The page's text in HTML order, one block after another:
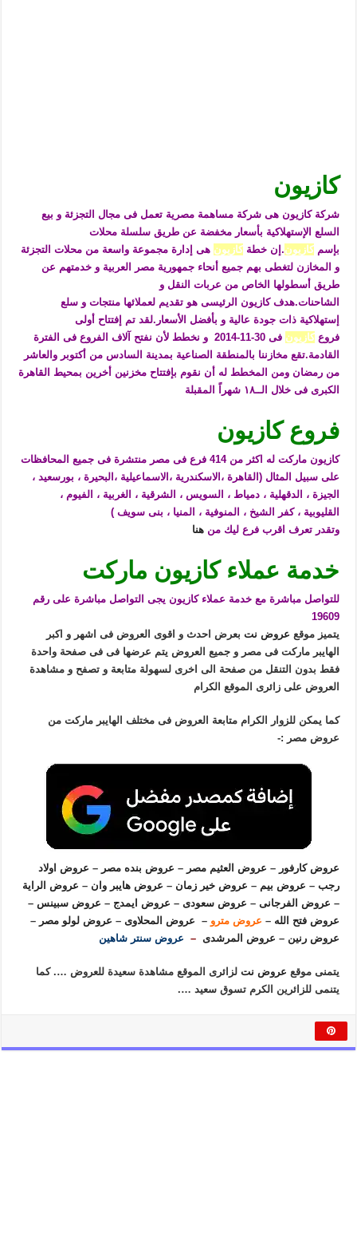
كازيون
شركة كازيون هى شركة مساهمة مصرية تعمل فى مجال التجزئة و بيع
السلع الإستهلاكية بأسعار مخفضة عن طريق سلسلة محلات
بإسم كازيون.إن خطة كازيونهى إدارة مجموعة واسعة من محلات التجزئة
و المخازن لتغطى بهم جميع أنحاء جمهورية مصر العربية و خدمتهم عن
طريق أسطولها الخاص من عربات النقل و
الشاحنات.هدف كازيون الرئيسى هو تقديم لعملائها منتجات و سلع
إستهلاكية ذات جودة عالية و بأفضل الأسعار.لقد تم إفتتاح أولى
فروع كازيون
فى 30-11-2014 و نخطط لأن نفتح آلاف الفروع فى الفترة
القادمة.تقع مخازننا بالمنطقة الصناعية بمدينة السادس من أكتوبر والعاشر
من رمضان ومن المخطط له أن نقوم بإفتتاح مخزنين أخرين بمحيط القاهرة
الكبرى فى خلال الــ١٨ شهراً المقبلة
فروع كازيون
كازيون ماركت له اكثر من 414 فرع فى مصر منتشرة فى جميع المحافظات
على سبيل المثال (القاهرة ،الاسكندرية ،الاسماعيلية ،البحيرة ، بورسعيد ،
الجيزة ، الدقهلية ، دمياط ، السويس ، الشرقية ، الغربية ، الفيوم ،
القليوبية ، كفر الشيخ ، المنوفية ، المنيا ، بنى سويف )
وتقدر تعرف اقرب فرع ليك من هنا
خدمة عملاء كازيون ماركت
للتواصل مباشرة مع خدمة عملاء كازيون يجى التواصل مباشرة على رقم
19609
يتميز موقع عروض نتبعرض احدث و اقوى العروض فى اشهر و اكبر
الهايبر ماركت فى مصر و جميع العروض يتم عرضها فى فى صفحة واحدة
فقط بدون التنقل من صفحة الى اخرى لسهولة متابعة و تصفح و مشاهدة
العروض على زائرى الموقع الكرام
كما يمكن للزوار الكرام متابعة العروض فى مختلف الهايبر ماركت من
عروض مصر :-
عروض كارفور – عروض العثيم مصر – عروض بنده مصر – عروض اولاد
رجب – عروض بيم– عروض خير زمان – عروض هايبر وان – عروض الراية
– عروض الفرجانى – عروض سعودى – عروض ايمدج – عروض سبينس –
عروض فتح الله – عروض مترو– عروض المحلاوى – عروض لولو مصر –
عروض رنين – عروض المرشدى– عروض سنتر شاهين
يتمنى موقع عروض نتلزائرى الموقع مشاهدة سعيدة للعروض …. كما
يتنمى للزائرين الكرم تسوق سعيد ….